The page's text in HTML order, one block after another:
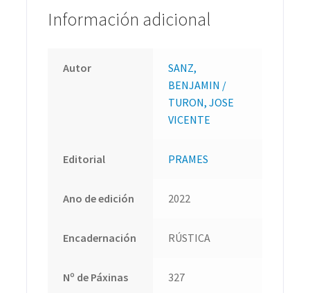
Información adicional
Autor
SANZ,
BENJAMIN /
TURON, JOSE
VICENTE
Editorial PRAMES
Ano de edición 2022
Encadernación RÚSTICA
Nº de Páxinas 327